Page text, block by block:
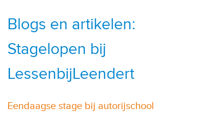
Blogs en artikelen:
Stagelopen bij
LessenbijLeendert
Eendaagse stage bij autorijschool